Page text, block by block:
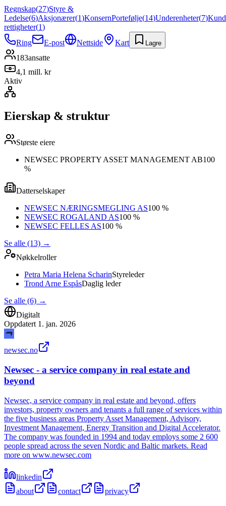
Regnskap(27)Styre &
Ledelse(6)Aksjonærer(1)KonsernPortefølje(14)Underenheter(7)
rettigheter(1)
Ring
E-post Nettside Kart Lagre
183ansatte
4,1 mill. kr
Aktiv
Eierskap & struktur
Største eiere
NEWSEC PROPERTY ASSET MANAGEMENT AB100
%
Datterselskaper
NEWSEC NÆRINGSMEGLING AS100 %
NEWSEC ROGALAND AS100 %
NEWSEC FELLES AS100 %
Se alle (13) →
Nøkkelroller
Petra Maria Helena ScharinStyreleder
Trond Arne EspåsDaglig leder
Se alle (6) →
Digitalt
Oppdatert 1. jan. 2026
newsec.no
Newsec - a service company in real estate and
beyond
Newsec, a service company in real estate and beyond, offers
investors, property owners and tenants a full range of services within
the five business areas Property Asset Management, Advisory,
Investment Management, Energy Transition and Digital Accelerator.
The company was founded in 1994 and today employs some 2 600
people spread across the seven Nordic and Baltic markets. Read
more on www.newsec.com
linkedin
about
contact privacy